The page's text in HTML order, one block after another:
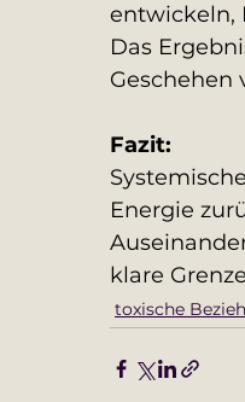
entwickeln,
Das
Geschehen
Fazit:
Energie
klare
toxische